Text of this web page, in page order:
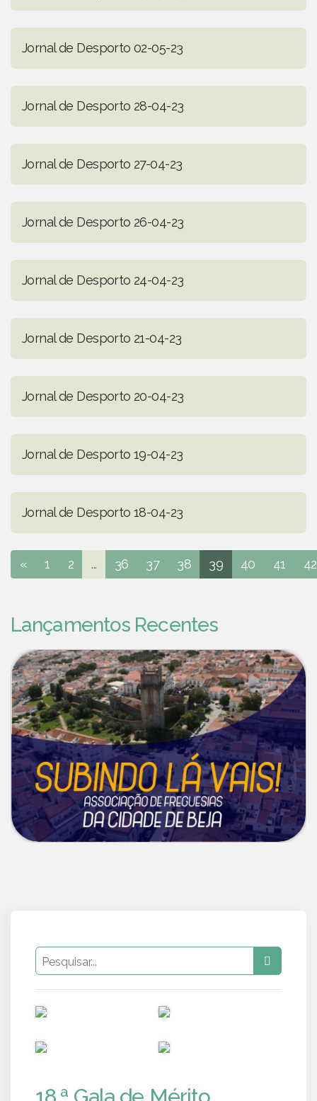
Jornal de Desporto 02-05-23
Jornal de Desporto 28-04-23
Jornal de Desporto 27-04-23
Jornal de Desporto 26-04-23
Jornal de Desporto 24-04-23
Jornal de Desporto 21-04-23
Jornal de Desporto 20-04-23
Jornal de Desporto 19-04-23
Jornal de Desporto 18-04-23
« 1 2 ... 36 37 38 39 40 41 42
Lançamentos Recentes